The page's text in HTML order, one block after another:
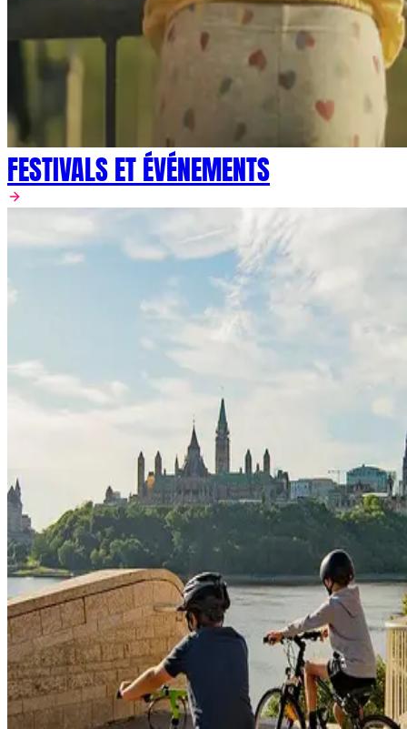
FESTIVALS ET ÉVÉNEMENTS